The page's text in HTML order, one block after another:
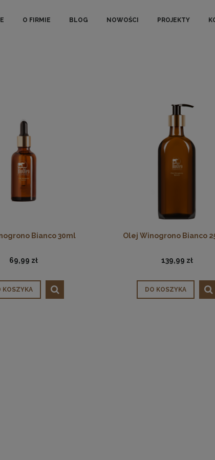
O FIRMIE BLOG NOWOŚCI PROJEKTY
Bianco 30ml
69,99 zł
KOSZYKA
Olej Winogrono Bianco
139,99 zł
DO KOSZYKA